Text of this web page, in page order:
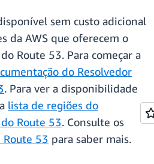
sem custo adicional
da AWS que oferecem o
Route 53. Para começar a
do Resolvedor
. Para ver a disponibilidade
lista de regiões do
Route 53. Consulte os
Route 53 para saber mais.